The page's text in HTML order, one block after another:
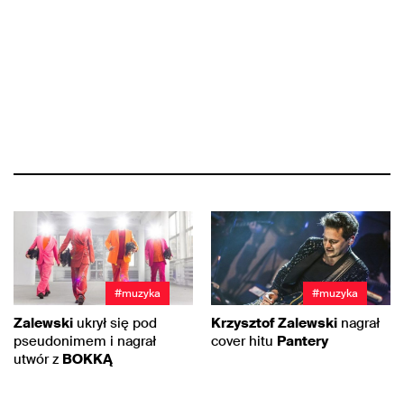
#muzyka
Zalewski ukrył się pod
pseudonimem i nagrał
utwór z BOKKĄ
#muzyka
Krzysztof Zalewski nagrał
cover hitu Pantery